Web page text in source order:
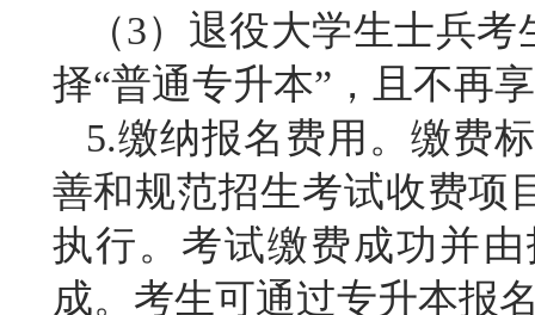
（3）退役大学生士兵
择“普通专升本”，且不再
5.缴纳报名费用。缴费
善和规范招生考试收费项
执行。考试缴费成功并
成。考生可通过专升本报